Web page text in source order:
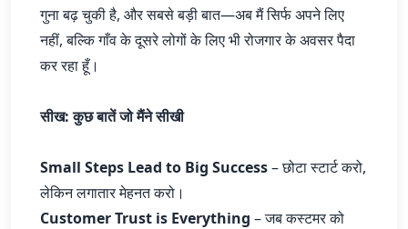
गुना बढ़ चुकी है, और सबसे बड़ी बात—अब मैं सिर्फ अपने लिए
नहीं, बल्कि गाँव के दूसरे लोगों के लिए भी रोजगार के अवसर पैदा
कर रहा हूँ।
सीख: कुछ बातें जो मैंने सीखी
Small Steps Lead to Big Success– छोटा स्टार्ट करो,
लेकिन लगातार मेहनत करो।
Customer Trust is Everything – जब कस्टमर को